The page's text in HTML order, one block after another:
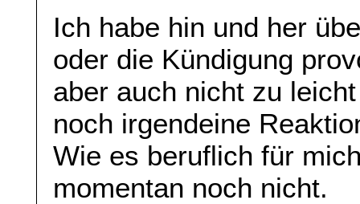
Ich habe hin und her
oder die Kündigung
aber auch nicht zu
noch irgendeine
Wie es beruflich für
momentan noch nicht.